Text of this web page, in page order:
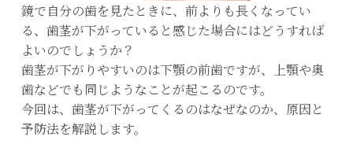
鏡で自分の歯を見たときに、前よりも長くなってい
る、歯茎が下がっていると感じた場合にはどうすれば
よいのでしょうか？
歯茎が下がりやすいのは下顎の前歯ですが、上顎や奥
歯などでも同じようなことが起こるのです。
今回は、歯茎が下がってくるのはなぜなのか、原因と
予防法を解説します。